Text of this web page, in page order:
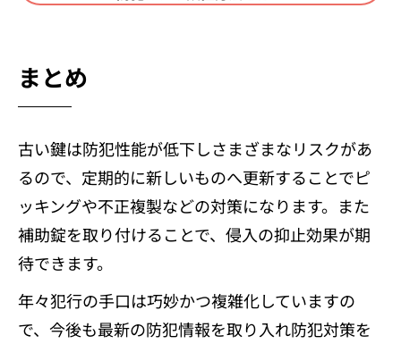
まとめ
古い鍵は防犯性能が低下しさまざまなリスクがあ
るので、定期的に新しいものへ更新することでピ
ッキングや不正複製などの対策になります。また
補助錠を取り付けることで、侵入の抑止効果が期
待できます。
年々犯行の手口は巧妙かつ複雑化していますの
で、今後も最新の防犯情報を取り入れ防犯対策を